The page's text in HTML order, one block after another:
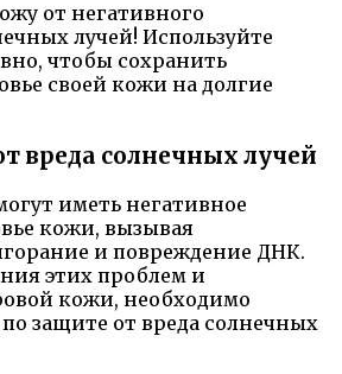
от негативного
лучей! Используйте
чтобы сохранить
своей кожи на долгие
вреда солнечных лучей
иметь негативное
кожи, вызывая
и повреждение ДНК.
этих проблем и
кожи, необходимо
защите от вреда солнечных